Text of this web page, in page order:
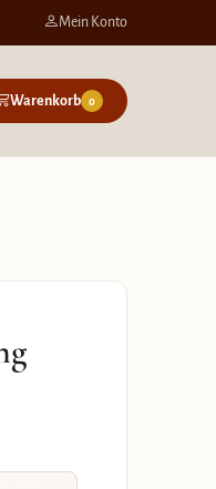
Mein Konto
Warenkorb 0